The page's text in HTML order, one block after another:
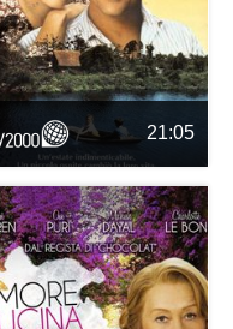
21:05